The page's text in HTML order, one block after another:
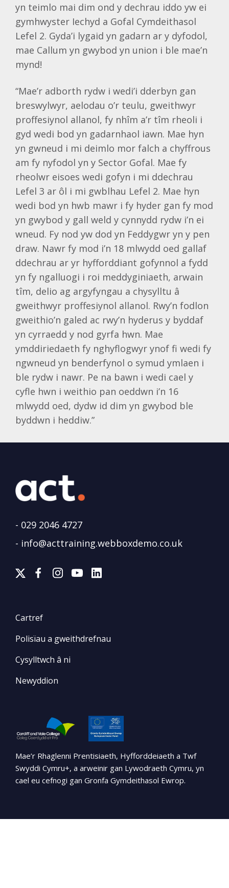
yn teimlo mai dim ond y dechrau iddo yw ei
gymhwyster Iechyd a Gofal Cymdeithasol
Lefel 2. Gyda’i lygaid yn gadarn ar y dyfodol,
mae Callum yn gwybod yn union i ble mae’n
mynd!
“Mae’r adborth rydw i wedi’i dderbyn gan
breswylwyr, aelodau o’r teulu, gweithwyr
proffesiynol allanol, fy nhîm a’r tîm rheoli i
gyd wedi bod yn gadarnhaol iawn. Mae hyn
yn gwneud i mi deimlo mor falch a chyffrous
am fy nyfodol yn y Sector Gofal. Mae fy
rheolwr eisoes wedi gofyn i mi ddechrau
Lefel 3 ar ôl i mi gwblhau Lefel 2. Mae hyn
wedi bod yn hwb mawr i fy hyder gan fy mod
yn gwybod y gall weld y cynnydd rydw i’n ei
wneud. Fy nod yw dod yn Feddygwr yn y pen
draw. Nawr fy mod i’n 18 mlwydd oed gallaf
ddechrau ar yr hyfforddiant gofynnol a fydd
yn fy ngalluogi i roi meddyginiaeth, arwain
tîm, delio ag argyfyngau a chysylltu â
gweithwyr proffesiynol allanol. Rwy’n fodlon
gweithio’n galed ac rwy’n hyderus y byddaf
yn cyrraedd y nod gyrfa hwn. Mae
ymddiriedaeth fy nghyflogwyr ynof fi wedi fy
ngwneud yn benderfynol o symud ymlaen i
ble rydw i nawr. Pe na bawn i wedi cael y
cyfle hwn i weithio pan oeddwn i’n 16
mlwydd oed, dydw id dim yn gwybod ble
byddwn i heddiw.”
- 029 2046 4727
- info@acttraining.webboxdemo.co.uk
Cartref
Polisïau a gweithdrefnau
Cysylltwch â ni
Newyddion
Mae’r Rhaglenni Prentisiaeth, Hyfforddeiaeth a Twf
Swyddi Cymru+, a arweinir gan Lywodraeth Cymru, yn
cael eu cefnogi gan Gronfa Gymdeithasol Ewrop.